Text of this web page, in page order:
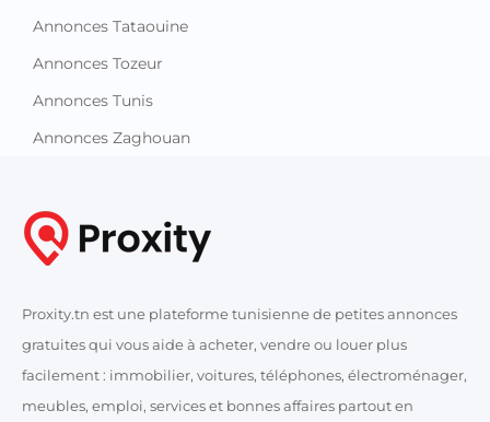
Annonces Tataouine
Annonces Tozeur
Annonces Tunis
Annonces Zaghouan
Proxity.tn est une plateforme tunisienne de petites annonces
gratuites qui vous aide à acheter, vendre ou louer plus
facilement : immobilier, voitures, téléphones, électroménager,
meubles, emploi, services et bonnes affaires partout en